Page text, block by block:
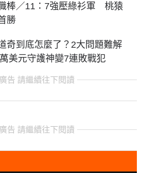
棒／11：7強壓綠衫軍 桃猿
勝
奇到底怎麼了？2大問題難解
美元守護神變7連敗戰犯
告 請繼續往下閱讀
告 請繼續往下閱讀